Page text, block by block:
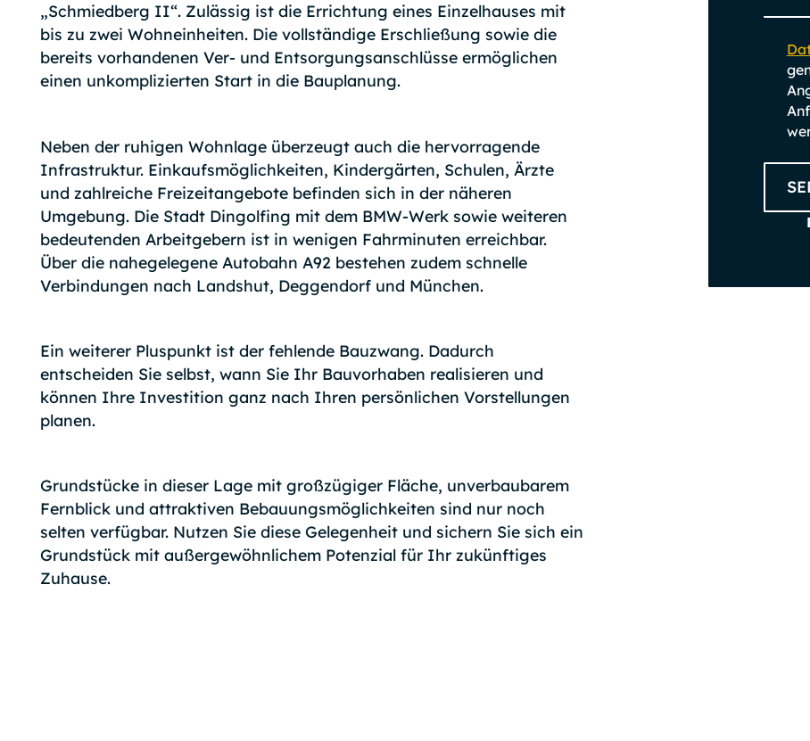
„Schmiedberg II“. Zulässig ist die Errichtung eines Einzelhauses mit
bis zu zwei Wohneinheiten. Die vollständige Erschließung sowie die
bereits vorhandenen Ver- und Entsorgungsanschlüsse ermöglichen
einen unkomplizierten Start in die Bauplanung.
Neben der ruhigen Wohnlage überzeugt auch die hervorragende
Infrastruktur. Einkaufsmöglichkeiten, Kindergärten, Schulen, Ärzte
und zahlreiche Freizeitangebote befinden sich in der näheren
Umgebung. Die Stadt Dingolfing mit dem BMW-Werk sowie weiteren
bedeutenden Arbeitgebern ist in wenigen Fahrminuten erreichbar.
Über die nahegelegene Autobahn A92 bestehen zudem schnelle
Verbindungen nach Landshut, Deggendorf und München.
Ein weiterer Pluspunkt ist der fehlende Bauzwang. Dadurch
entscheiden Sie selbst, wann Sie Ihr Bauvorhaben realisieren und
können Ihre Investition ganz nach Ihren persönlichen Vorstellungen
planen.
Grundstücke in dieser Lage mit großzügiger Fläche, unverbaubarem
Fernblick und attraktiven Bebauungsmöglichkeiten sind nur noch
selten verfügbar. Nutzen Sie diese Gelegenheit und sichern Sie sich ein
Grundstück mit außergewöhnlichem Potenzial für Ihr zukünftiges
Zuhause.